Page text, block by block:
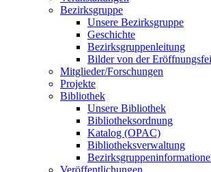
Bezirksgruppe
Unsere Bezirksgruppe
Geschichte
Bezirksgruppenleitung
Bilder von der
Mitglieder/Forschungen
Projekte
Bibliothek
Unsere Bibliothek
Bibliotheksordnung
Katalog (OPAC)
Bibliotheksverwaltung
Veröffentlichungen